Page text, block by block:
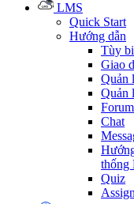
LMS
Quick Start
Hướng dẫn
Tùy
Giao
Quản
Quản
Forum
Chat
thống
Quiz